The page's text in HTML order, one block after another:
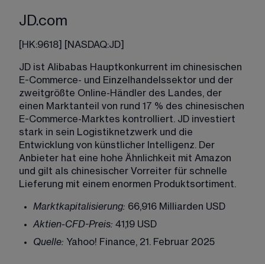
JD.com
[HK:9618] [NASDAQ:JD]
JD ist Alibabas Hauptkonkurrent im chinesischen
E-Commerce- und Einzelhandelssektor und der
zweitgrößte Online-Händler des Landes, der
einen Marktanteil von rund 17 % des chinesischen
E-Commerce-Marktes kontrolliert. JD investiert
stark in sein Logistiknetzwerk und die
Entwicklung von künstlicher Intelligenz. Der
Anbieter hat eine hohe Ähnlichkeit mit Amazon
und gilt als chinesischer Vorreiter für schnelle
Lieferung mit einem enormen Produktsortiment.
Marktkapitalisierung: 66,916 Milliarden USD
Aktien-CFD-Preis: 41,19 USD
Quelle: Yahoo! Finance, 21. Februar 2025